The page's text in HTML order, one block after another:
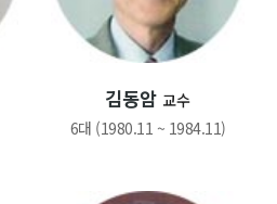
김동암 교수
6대 (1980.11 ~ 1984.11)